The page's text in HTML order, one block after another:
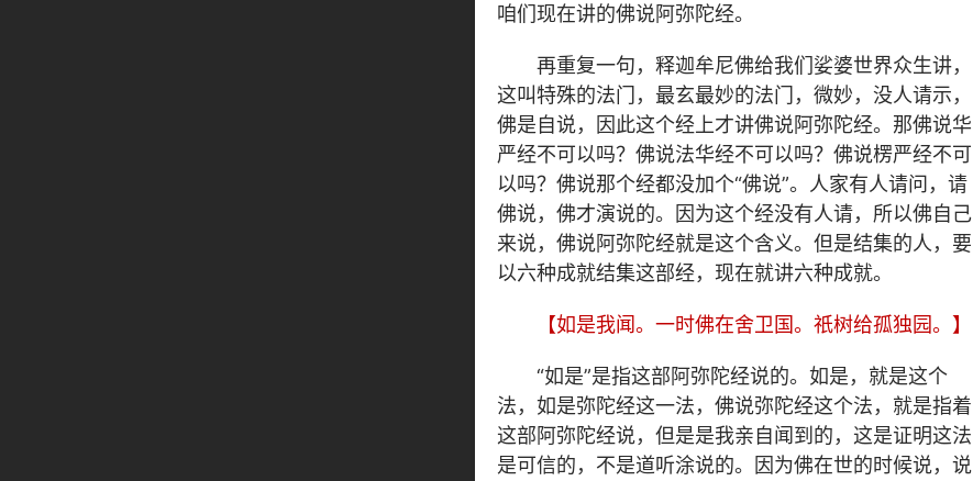
咱们现在讲的佛说阿弥陀经。
再重复一句，释迦牟尼佛给我们娑婆世界众生讲，
这叫特殊的法门，最玄最妙的法门，微妙，没人请示，
佛是自说，因此这个经上才讲佛说阿弥陀经。那佛说华
严经不可以吗？佛说法华经不可以吗？佛说楞严经不可
以吗？佛说那个经都没加个“佛说”。人家有人请问，请
佛说，佛才演说的。因为这个经没有人请，所以佛自己
来说，佛说阿弥陀经就是这个含义。但是结集的人，要
以六种成就结集这部经，现在就讲六种成就。
【如是我闻。一时佛在舍卫国。祇树给孤独园。】
“如是”是指这部阿弥陀经说的。如是，就是这个
法，如是弥陀经这一法，佛说弥陀经这个法，就是指着
这部阿弥陀经说，但是是我亲自闻到的，这是证明这法
是可信的，不是道听涂说的。因为佛在世的时候说，说